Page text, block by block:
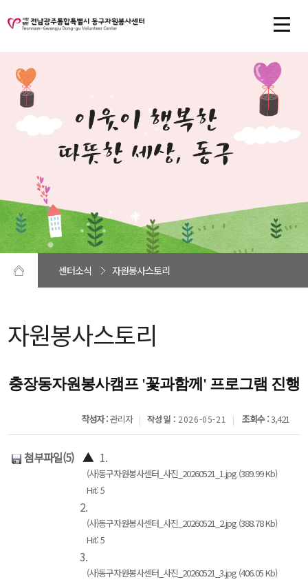
센터소식 자원봉사스토리
자원봉사스토리
충장동자원봉사캠프 '꽃과함께' 프로그램 진행
작성자 :관리자 작성일 : 2026-05-21 조회수 :3,421
첨부파일(5) ▲ 1.
(사)동구자원봉사센터_사진_20260521_1.jpg (389.99 Kb)
Hit: 5
2.
(사)동구자원봉사센터_사진_20260521_2.jpg (388.78 Kb)
Hit: 5
3.
(사)동구자원봉사센터_사진_20260521_3.jpg (406.05 Kb)